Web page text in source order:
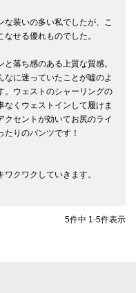
な装いの多い私でしたが、こ
せる優れものでした。
落ち感のある上質な質感。
なに迷っていたことが嘘のよ
。ウェストのシャーリングの
くウェストインして履けま
クセントが効いてお尻のライ
りのパンツです！
クワクしていきます。
5件中 1-5件表示